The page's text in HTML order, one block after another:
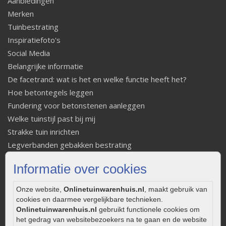
Informatie over cookies
Onze website, Onlinetuinwarenhuis.nl, maakt gebruik van
cookies en daarmee vergelijkbare technieken.
Onlinetuinwarenhuis.nl gebruikt functionele cookies om
het gedrag van websitebezoekers na te gaan en de website
Merken
Tuinbestrating
Inspiratiefoto's
Social Media
Belangrijke informatie
De facetrand: wat is het en welke functie heeft het?
Hoe betontegels leggen
Fundering voor betonstenen aanleggen
Welke tuinstijl past bij mij
Strakke tuin inrichten
Legverbanden gebakken bestrating
Aanlegtips voor gebakken bestrating
Kleine stadstuin inrichten
0320 – 219170